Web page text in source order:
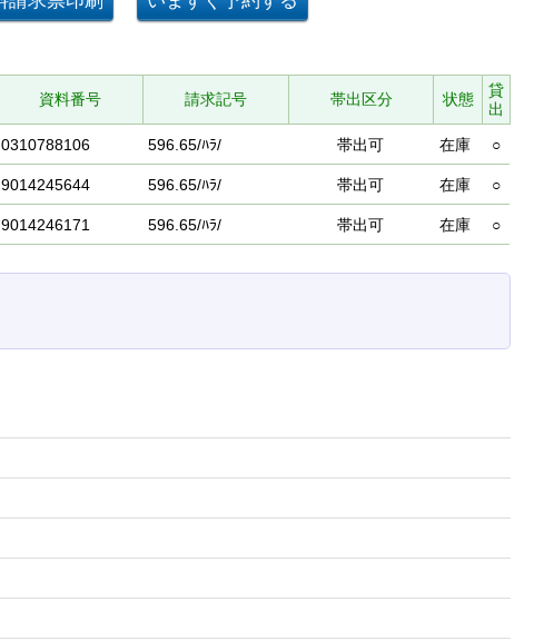
資料番号 請求記号 帯出区分 状態
貸
出
0310788106 596.65/ﾊﾗ/ 帯出可 在庫 ○
9014245644 596.65/ﾊﾗ/ 帯出可 在庫 ○
9014246171 596.65/ﾊﾗ/ 帯出可 在庫 ○